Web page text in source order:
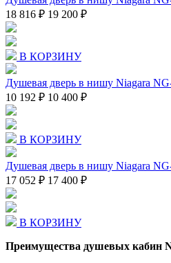
18 816 ₽ 19 200 ₽
В КОРЗИНУ
Душевая дверь в нишу Niagara
10 192 ₽ 10 400 ₽
В КОРЗИНУ
Душевая дверь в нишу Niagara
17 052 ₽ 17 400 ₽
В КОРЗИНУ
Преимущества душевых кабин